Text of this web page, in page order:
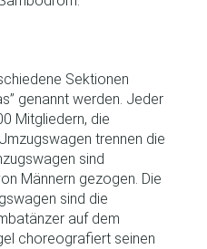
Sektionen
genannt werden. Jeder
Mitgliedern, die
trennen die
sind
Männern gezogen. Die
sind die
auf dem
choreografiert seinen